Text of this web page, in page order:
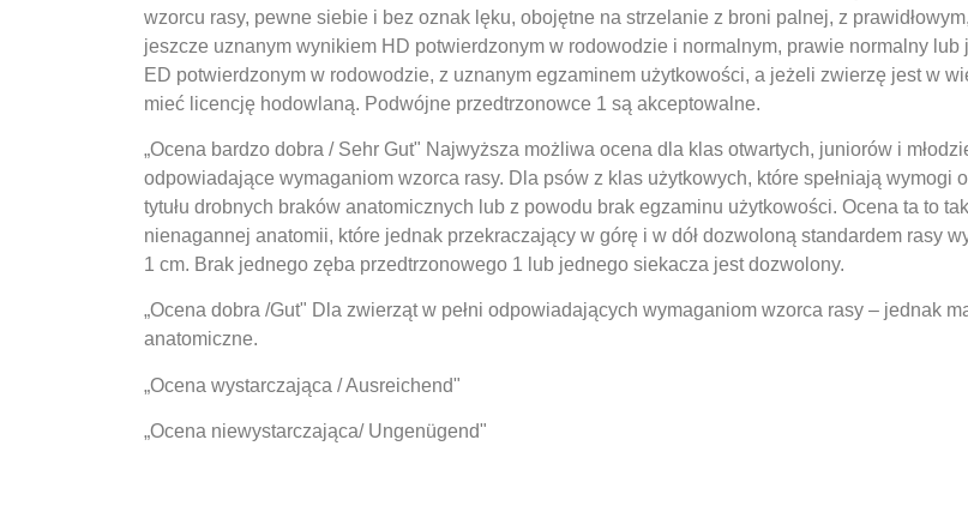
wzorcu rasy, pewne siebie i bez oznak lęku, obojętne na strzelanie z broni palnej, z
jeszcze uznanym wynikiem HD potwierdzonym w rodowodzie i normalnym, prawie normalny
ED potwierdzonym w rodowodzie, z uznanym egzaminem użytkowości, a jeżeli zwierzę jest w
mieć licencję hodowlaną. Podwójne przedtrzonowce 1 są akceptowalne.
„Ocena bardzo dobra / Sehr Gut" Najwyższa możliwa ocena dla klas otwartych, juniorów i
odpowiadające wymaganiom wzorca rasy. Dla psów z klas użytkowych, które spełniają wymogi
tytułu drobnych braków anatomicznych lub z powodu brak egzaminu użytkowości. Ocena ta to
nienagannej anatomii, które jednak przekraczający w górę i w dół dozwoloną standardem rasy
1 cm. Brak jednego zęba przedtrzonowego 1 lub jednego siekacza jest dozwolony.
„Ocena dobra /Gut" Dla zwierząt w pełni odpowiadających wymaganiom wzorca rasy – jednak
anatomiczne.
„Ocena wystarczająca / Ausreichend"
„Ocena niewystarczająca/ Ungenügend"